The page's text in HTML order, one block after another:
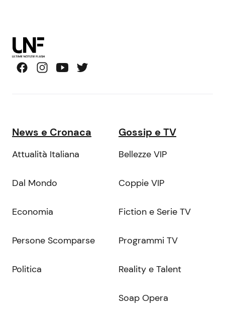
News e Cronaca
Attualità Italiana
Dal Mondo
Economia
Persone Scomparse
Politica
Gossip e TV
Bellezze VIP
Coppie VIP
Fiction e Serie TV
Programmi TV
Reality e Talent
Soap Opera